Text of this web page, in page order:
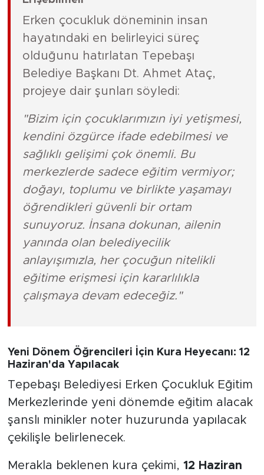
Erken çocukluk döneminin insan
hayatındaki en belirleyici süreç
olduğunu hatırlatan Tepebaşı
Belediye Başkanı Dt. Ahmet Ataç,
projeye dair şunları söyledi:
"Bizim için çocuklarımızın iyi yetişmesi,
kendini özgürce ifade edebilmesi ve
sağlıklı gelişimi çok önemli. Bu
merkezlerde sadece eğitim vermiyor;
doğayı, toplumu ve birlikte yaşamayı
öğrendikleri güvenli bir ortam
sunuyoruz. İnsana dokunan, ailenin
yanında olan belediyecilik
anlayışımızla, her çocuğun nitelikli
eğitime erişmesi için kararlılıkla
çalışmaya devam edeceğiz."
Yeni Dönem Öğrencileri İçin Kura Heyecanı: 12
Haziran'da Yapılacak
Tepebaşı Belediyesi Erken Çocukluk Eğitim
Merkezlerinde yeni dönemde eğitim alacak
şanslı minikler noter huzurunda yapılacak
çekilişle belirlenecek.
Merakla beklenen kura çekimi, 12 Haziran